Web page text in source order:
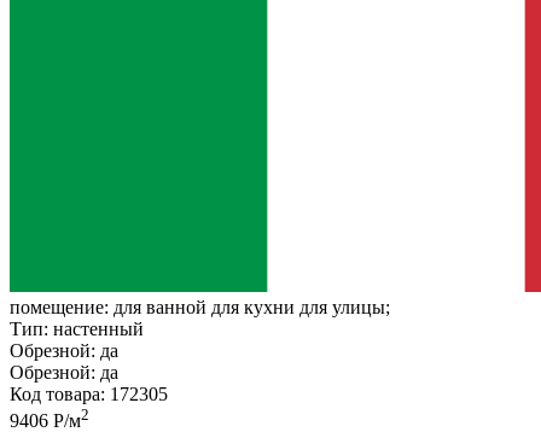
помещение: для ванной для кухни для улицы;
Тип: настенный
Обрезной: да
Обрезной: да
Код товара: 172305
9406 Р/м2